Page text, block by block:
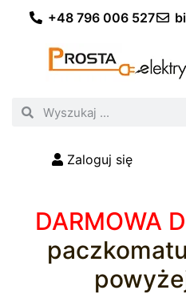
+48 796 006 527
Zaloguj się
DARMOWA